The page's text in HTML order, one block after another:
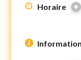
Horaire